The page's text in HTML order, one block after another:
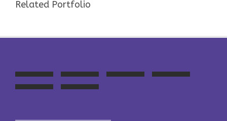
Related Portfolio